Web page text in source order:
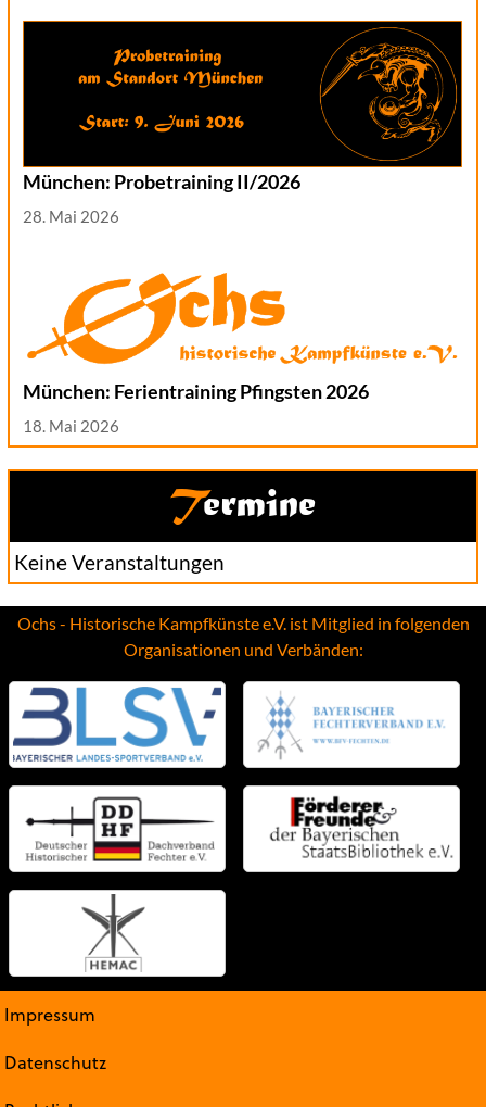
München: Probetraining II/2026
28. Mai 2026
München: Ferientraining Pfingsten 2026
18. Mai 2026
Termine
Keine Veranstaltungen
Ochs - Historische Kampfkünste e.V. ist Mitglied in folgenden
Organisationen und Verbänden:
Impressum
Datenschutz